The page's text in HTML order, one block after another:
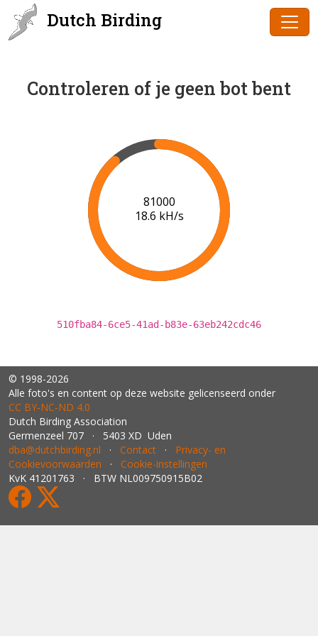
Dutch Birding
Controleren of je geen bot bent
83000
18.8 kH/s
510fba84-6ce5-41ad-b83e-63eb242cdc46
© 1998-2026
Alle foto's en content op deze website gelicenseerd onder
CC BY‑NC‑ND 4.0
Dutch Birding Association
Germenzeel 707 · 5403 XD Uden
dba@dutchbirding.nl · Contact · Privacy- en
Cookievoorwaarden · Cookie-instellingen
KvK 41201763 · BTW NL009750915B02